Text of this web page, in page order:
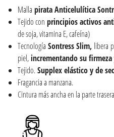
Malla pirata Anticelulítica
Tejido con principios activos
de soja, vitamina E, cafeína)
Tecnología Sontress Slim, libera
piel, incrementando su
Tejido.Supplex elástico y de
Fragancia a manzana.
Cintura más ancha en la parte